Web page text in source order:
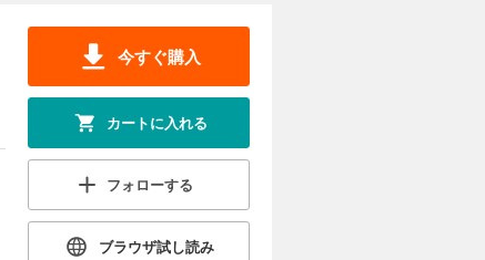
今すぐ購入
カートに入れる
フォローする
ブラウザ試し読み